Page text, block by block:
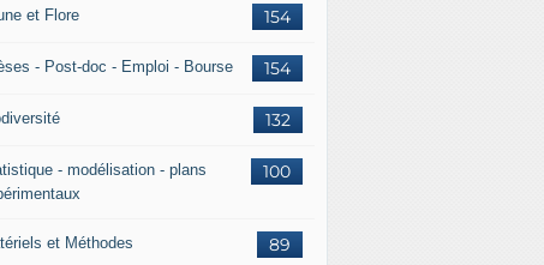
154
et Flore
154
- Post-doc - Emploi - Bourse
132
100
- modélisation - plans
89
et Méthodes